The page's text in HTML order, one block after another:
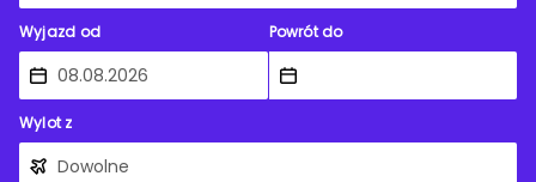
Wyjazd od Powrót do
Wylot z